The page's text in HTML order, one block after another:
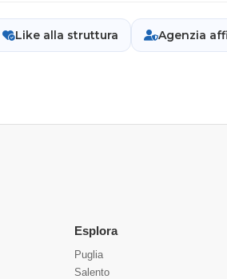
Like alla struttura Agenzia
Esplora
Puglia
Salento